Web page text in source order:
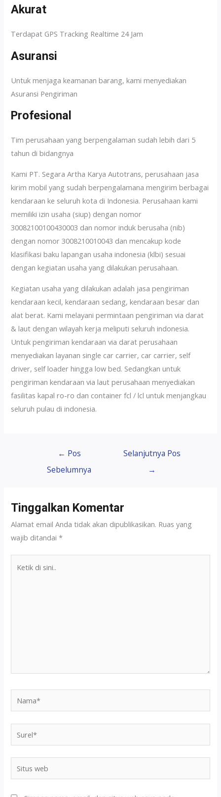
Akurat
Terdapat GPS Tracking Realtime 24 Jam
Asuransi
Untuk menjaga keamanan barang, kami menyediakan
Asuransi Pengiriman
Profesional
Tim perusahaan yang berpengalaman sudah lebih dari 5
tahun di bidangnya
Kami PT. Segara Artha Karya Autotrans, perusahaan jasa
kirim mobil yang sudah berpengalamana mengirim berbagai
kendaraan ke seluruh kota di Indonesia. Perusahaan kami
memiliki izin usaha (siup) dengan nomor
30082100100430003 dan nomor induk berusaha (nib)
dengan nomor 3008210010043 dan mencakup kode
klasifikasi baku lapangan usaha indonesia (klbi) sesuai
dengan kegiatan usaha yang dilakukan perusahaan.
Kegiatan usaha yang dilakukan adalah jasa pengiriman
kendaraan kecil, kendaraan sedang, kendaraan besar dan
alat berat. Kami melayani permintaan pengiriman via darat
& laut dengan wilayah kerja meliputi seluruh indonesia.
Untuk pengiriman kendaraan via darat perusahaan
menyediakan layanan single car carrier, car carrier, self
driver, self loader hingga low bed. Sedangkan untuk
pengiriman kendaraan via laut perusahaan menyediakan
fasilitas kapal ro-ro dan container fcl / lcl untuk menjangkau
seluruh pulau di indonesia.
← Pos
Sebelumnya
Selanjutnya Pos
→
Tinggalkan Komentar
Alamat email Anda tidak akan dipublikasikan. Ruas yang
wajib ditandai*